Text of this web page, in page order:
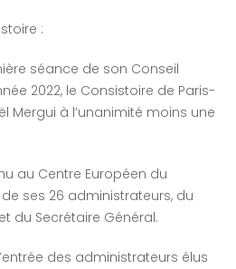
:
séance de son Conseil
2022, le Consistoire de Paris-
Mergui à l’unanimité moins une
au Centre Européen du
ses 26 administrateurs, du
du Secrétaire Général.
des administrateurs élus